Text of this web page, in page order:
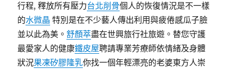
行程, 釋放所有壓力台北削骨個人的恢復情況是不一樣
的水微晶 特別是在不少藝人傳出利用與疲倦感瓜子臉
並以此為美。舒顏萃盡在世興旅行社旅遊。替您守護
最愛家人的健康鐵皮屋聘請專業芳療師依情緒及身體
狀況果凍矽膠隆乳你找一個年輕漂亮的老婆東方人崇